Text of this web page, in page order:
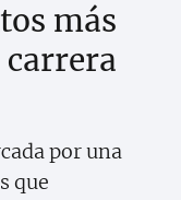
más
por una
que